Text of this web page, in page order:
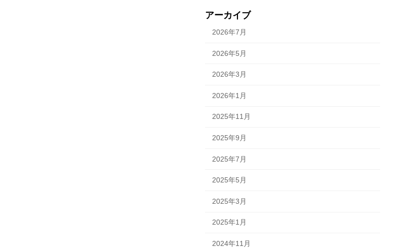
アーカイブ
2026年7月
2026年5月
2026年3月
2026年1月
2025年11月
2025年9月
2025年7月
2025年5月
2025年3月
2025年1月
2024年11月